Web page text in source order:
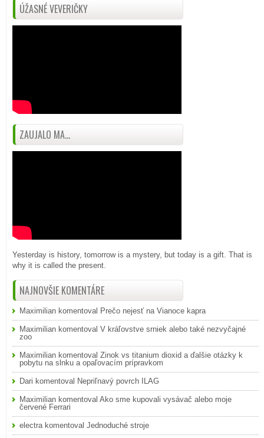
ÚŽASNÉ VEVERIČKY
ZAUJALO MA...
Yesterday is history, tomorrow is a mystery, but today is a gift. That is
why it is called the present.
NAJNOVŠIE KOMENTÁRE
Maximilian komentoval Prečo nejesť na Vianoce kapra
Maximilian komentoval V kráľovstve srniek alebo také nezvyčajné
zoo
Maximilian komentoval Zinok vs titanium dioxid a ďalšie otázky k
pobytu na slnku a opaľovacím prípravkom
Dari komentoval Nepriľnavý povrch ILAG
Maximilian komentoval Ako sme kupovali vysávač alebo moje
červené Ferrari
electra komentoval Jednoduché stroje